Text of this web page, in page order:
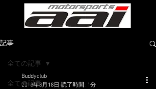
記事
全ての記事
全ての記事
Buddyclub
2018年8月18日 読了時間: 1分